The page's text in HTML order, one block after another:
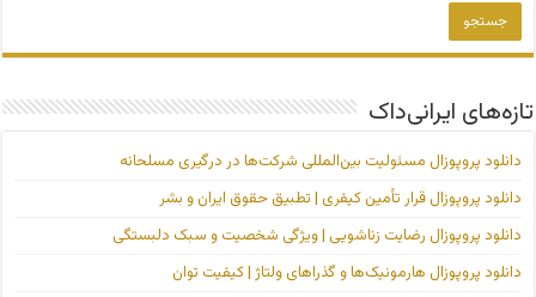
تازه‌های ایرانی‌داک
دانلود پروپوزال مسئولیت بین‌المللی شرکت‌ها در درگیری مسلحانه
دانلود پروپوزال قرار تأمین کیفری | تطبیق حقوق ایران و بشر
دانلود پروپوزال رضایت زناشویی | ویژگی شخصیت و سبک دلبستگی
دانلود پروپوزال هارمونیک‌ها و گذراهای ولتاژ | کیفیت توان